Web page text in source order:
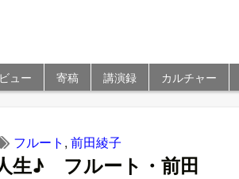
ュー 寄稿 講演録 カルチャー
フルート , 前田綾子
生♪ フルート・前田